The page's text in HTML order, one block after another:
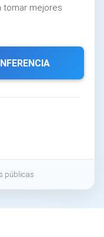
tomar mejores
públicas